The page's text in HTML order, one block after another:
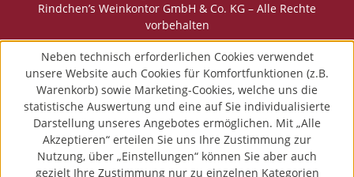
Rindchen’s Weinkontor GmbH & Co. KG – Alle Rechte
vorbehalten
Neben technisch erforderlichen Cookies verwendet
unsere Website auch Cookies für Komfortfunktionen (z.B.
Warenkorb) sowie Marketing-Cookies, welche uns die
statistische Auswertung und eine auf Sie individualisierte
Darstellung unseres Angebotes ermöglichen. Mit „Alle
Akzeptieren“ erteilen Sie uns Ihre Zustimmung zur
Nutzung, über „Einstellungen“ können Sie aber auch
gezielt Ihre Zustimmung nur zu einzelnen Kategorien